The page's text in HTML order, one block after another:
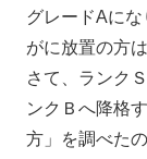
グレードAに
がに放置の方
さて、ランク
ンクＢへ降格
方」を調べた